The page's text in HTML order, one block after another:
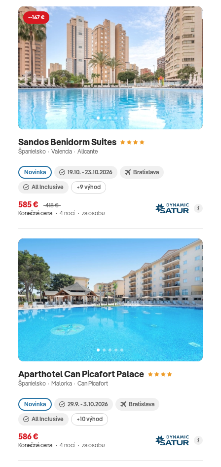
--167 €
Sandos Benidorm Suites
Španielsko · Valencia · Alicante
Novinka 19.10. - 23.10.2026 Bratislava
All Inclusive +9 výhod
585 €
418 €
Konečná cena
4 nocí za osobu
Aparthotel Can Picafort Palace
Španielsko · Malorka · Can Picafort
Novinka 29.9. - 3.10.2026 Bratislava
All Inclusive +10 výhod
586 €
Konečná cena 4 nocí za osobu